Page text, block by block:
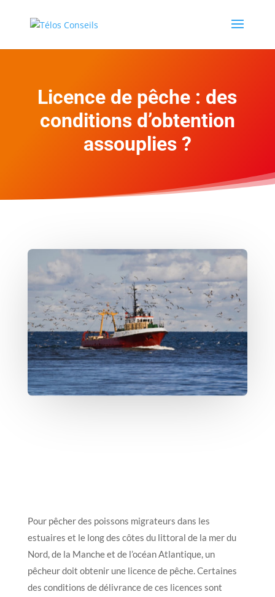
Licence de pêche : des
conditions d’obtention
assouplies ?
Pour pêcher des poissons migrateurs dans les
estuaires et le long des côtes du littoral de la mer du
Nord, de la Manche et de l’océan Atlantique, un
pêcheur doit obtenir une licence de pêche. Certaines
des conditions de délivrance de ces licences sont